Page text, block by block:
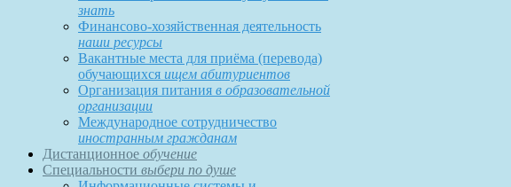
знать
Финансово-хозяйственная деятельность
наши ресурсы
Вакантные места для приёма (перевода)
обучающихся ищем абитуриентов
Организация питания в образовательной
организации
Международное сотрудничество
иностранным гражданам
Дистанционное обучение
Специальности выбери по душе